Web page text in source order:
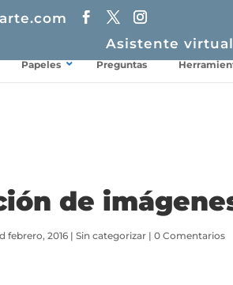
Asistente virtual
Papeles Preguntas
de
febrero, 2016 |Sin categorizar |0 Comentarios